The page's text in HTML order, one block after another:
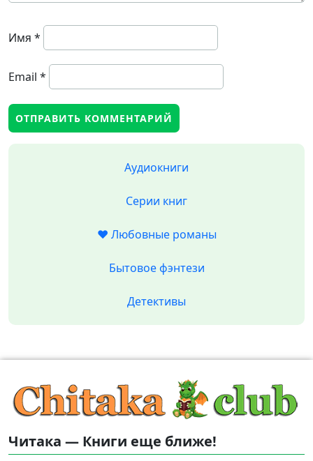
Имя *
Email *
Аудиокниги
Серии книг
❤️ Любовные романы
Бытовое фэнтези
Детективы
Читака — Книги еще ближе!